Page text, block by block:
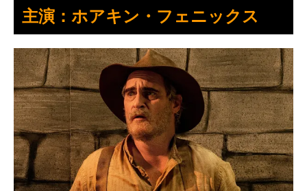
主演：ホアキン・フェニックス